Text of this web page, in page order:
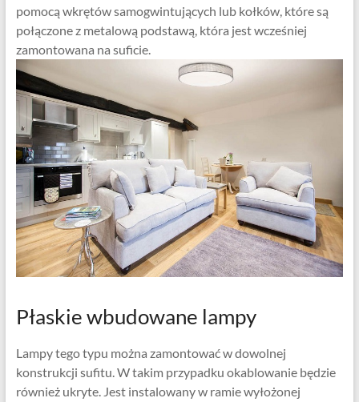
pomocą wkrętów samogwintujących lub kołków, które są
połączone z metalową podstawą, która jest wcześniej
zamontowana na suficie.
Płaskie wbudowane lampy
Lampy tego typu można zamontować w dowolnej
konstrukcji sufitu. W takim przypadku okablowanie będzie
również ukryte. Jest instalowany w ramie wyłożonej